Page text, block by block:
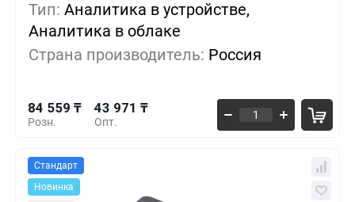
Тип: Аналитика в устройстве,
Аналитика в облаке
Страна производитель: Россия
Розн.
84 559 ₸
Опт.
43 971 ₸
5+ -23%
10+ -40%
Стандарт
Новинка